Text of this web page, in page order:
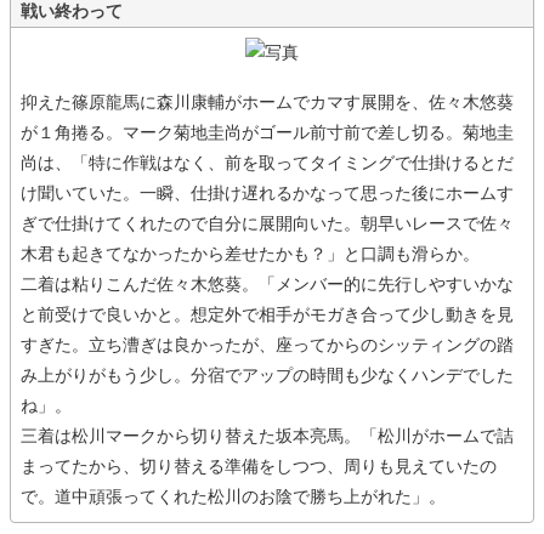
戦い終わって
抑えた篠原龍馬に森川康輔がホームでカマす展開を、佐々木悠葵
が１角捲る。マーク菊地圭尚がゴール前寸前で差し切る。菊地圭
尚は、「特に作戦はなく、前を取ってタイミングで仕掛けるとだ
け聞いていた。一瞬、仕掛け遅れるかなって思った後にホームす
ぎで仕掛けてくれたので自分に展開向いた。朝早いレースで佐々
木君も起きてなかったから差せたかも？」と口調も滑らか。
二着は粘りこんだ佐々木悠葵。「メンバー的に先行しやすいかな
と前受けで良いかと。想定外で相手がモガき合って少し動きを見
すぎた。立ち漕ぎは良かったが、座ってからのシッティングの踏
み上がりがもう少し。分宿でアップの時間も少なくハンデでした
ね」。
三着は松川マークから切り替えた坂本亮馬。「松川がホームで詰
まってたから、切り替える準備をしつつ、周りも見えていたの
で。道中頑張ってくれた松川のお陰で勝ち上がれた」。